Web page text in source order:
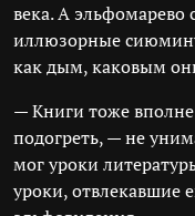
века. А эльфомарево
иллюзорные
как дым, каковым
— Книги тоже вполне
подогреть, — не
мог уроки
уроки, отвлекавшие